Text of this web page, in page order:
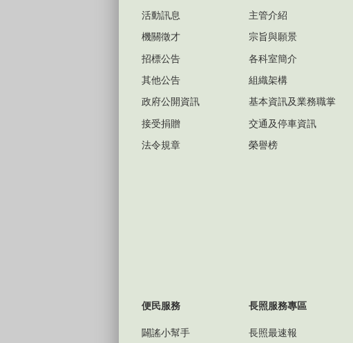
活動訊息
機關徵才
招標公告
其他公告
政府公開資訊
接受捐贈
法令規章
主管介紹
宗旨與願景
各科室簡介
組織架構
基本資訊及業務職掌
交通及停車資訊
榮譽榜
便民服務
闢謠小幫手
長照服務專區
長照最速報